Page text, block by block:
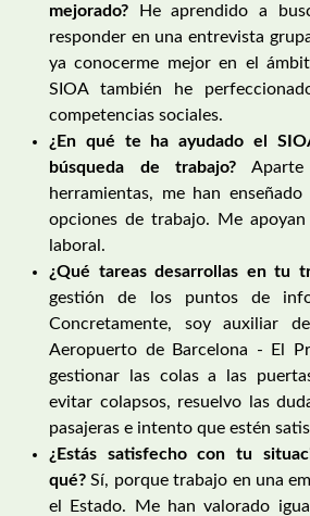
mejorado? He aprendido a
responder en una entrevista
ya conocerme mejor en el
SIOA también he
competencias sociales.
¿En qué te ha ayudado el
búsqueda de trabajo?
herramientas, me han
opciones de trabajo. Me
laboral.
¿Qué tareas desarrollas en tu
gestión de los puntos de
Concretamente, soy auxiliar
Aeropuerto de Barcelona - El
gestionar las colas a las
evitar colapsos, resuelvo las
pasajeras e intento que estén
¿Estás satisfecho con tu
qué? Sí, porque trabajo en una
el Estado. Me han valorado